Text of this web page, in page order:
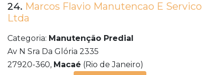
24. Marcos Flavio Manutencao E Servico
Ltda
Categoria: Manutenção Predial
Av N Sra Da Glória 2335
27920-360, Macaé (Rio de Janeiro)